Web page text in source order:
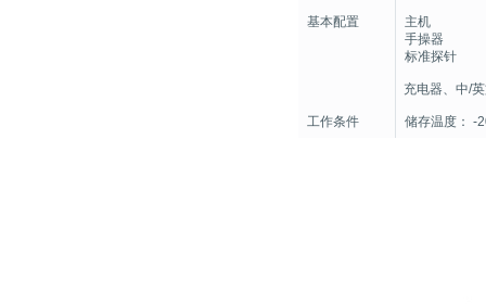
基本配置
主机
手操器
标准探针
充电器、中/
工作条件 储存温度： -